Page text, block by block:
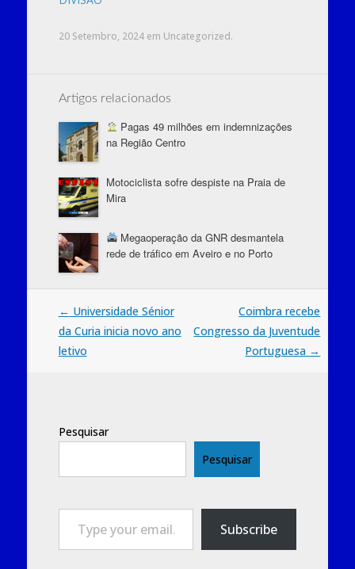
20 Setembro, 2024em Uncategorized.
Artigos relacionados
Pagas 49 milhões em indemnizações
na Região Centro
Motociclista sofre despiste na Praia de
Mira
Megaoperação da GNR desmantela
rede de tráfico em Aveiro e no Porto
Post
navigation
← Universidade Sénior
da Curia inicia novo ano
letivo
Coimbra recebe
Congresso da Juventude
Portuguesa →
Pesquisar
Pesquisar
Type your email…
Subscribe